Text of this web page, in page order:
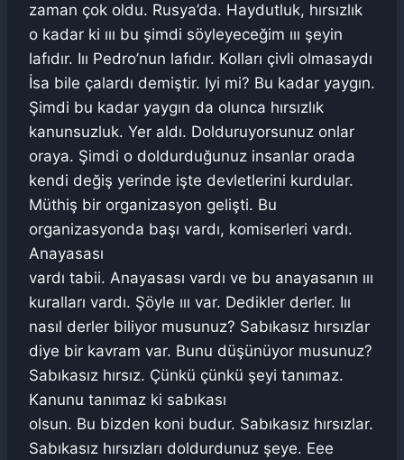
zaman çok oldu. Rusya’da. Haydutluk, hırsızlık
o kadar ki ııı bu şimdi söyleyeceğim ııı şeyin
lafıdır. Iıı Pedro’nun lafıdır. Kolları çivli olmasaydı
İsa bile çalardı demiştir. Iyi mi? Bu kadar yaygın.
Şimdi bu kadar yaygın da olunca hırsızlık
kanunsuzluk. Yer aldı. Dolduruyorsunuz onlar
oraya. Şimdi o doldurduğunuz insanlar orada
kendi değiş yerinde işte devletlerini kurdular.
Müthiş bir organizasyon gelişti. Bu
organizasyonda başı vardı, komiserleri vardı.
Anayasası
vardı tabii. Anayasası vardı ve bu anayasanın ııı
kuralları vardı. Şöyle ııı var. Dedikler derler. Iıı
nasıl derler biliyor musunuz? Sabıkasız hırsızlar
diye bir kavram var. Bunu düşünüyor musunuz?
Sabıkasız hırsız. Çünkü çünkü şeyi tanımaz.
Kanunu tanımaz ki sabıkası
olsun. Bu bizden koni budur. Sabıkasız hırsızlar.
Sabıkasız hırsızları doldurdunuz şeye. Eee